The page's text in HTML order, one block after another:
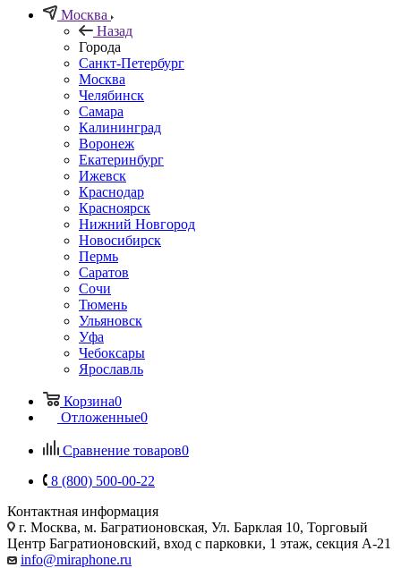
Москва
Назад
Города
Санкт-Петербург
Москва
Челябинск
Самара
Калининград
Воронеж
Екатеринбург
Ижевск
Краснодар
Красноярск
Нижний Новгород
Новосибирск
Пермь
Саратов
Сочи
Тюмень
Ульяновск
Уфа
Чебоксары
Ярославль
Корзина0
Отложенные0
Сравнение товаров0
8 (800) 500-00-22
Контактная информация
г. Москва, м. Багратионовская, Ул. Барклая 10, Торговый
Центр Багратионовский, вход с парковки, 1 этаж, секция А-21
info@miraphone.ru